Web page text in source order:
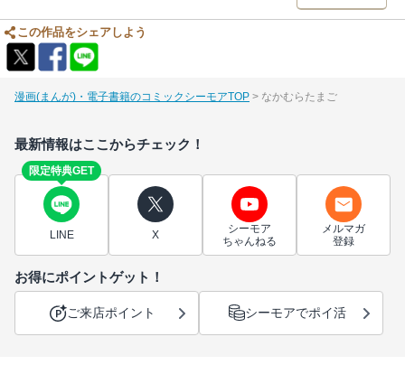
この作品をシェアしよう
漫画(まんが)・電子書籍のコミックシーモアTOP なかむらたまご
最新情報はここからチェック！
限定特典GET
LINE X
シーモア
ちゃんねる
メルマガ
登録
お得にポイントゲット！
ご来店ポイント シーモアでポイ活